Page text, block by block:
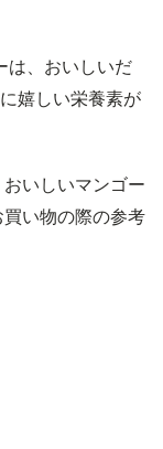
は、おいしいだ
嬉しい栄養素が
いしいマンゴー
い物の際の参考